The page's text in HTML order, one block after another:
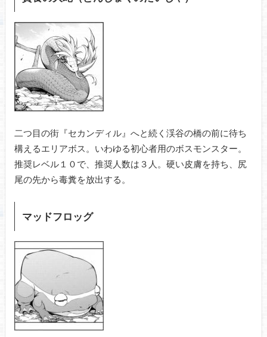
二つ目の街『セカンディル』へと続く渓谷の橋の前に待ち
構えるエリアボス。いわゆる初心者用のボスモンスター。
推奨レベル１０で、推奨人数は３人。硬い皮膚を持ち、尻
尾の先から毒糞を放出する。
マッドフロッグ